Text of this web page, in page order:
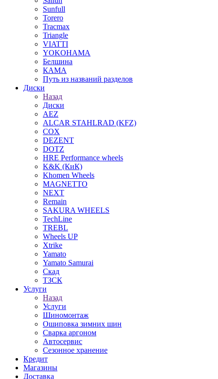
Sunfull
Torero
Tracmax
Triangle
VIATTI
YOKOHAMA
Белшина
КАМА
Путь из названий разделов
Диски
Назад
Диски
AEZ
ALCAR STAHLRAD (KFZ)
COX
DEZENT
DOTZ
HRE Performance wheels
K&K (КиК)
Khomen Wheels
MAGNETTO
NEXT
Remain
SAKURA WHEELS
TechLine
TREBL
Wheels UP
Xtrike
Yamato
Yamato Samurai
Скад
ТЗСК
Услуги
Назад
Услуги
Шиномонтаж
Ошиповка зимних шин
Сварка аргоном
Автосервис
Сезонное хранение
Кредит
Магазины
Доставка